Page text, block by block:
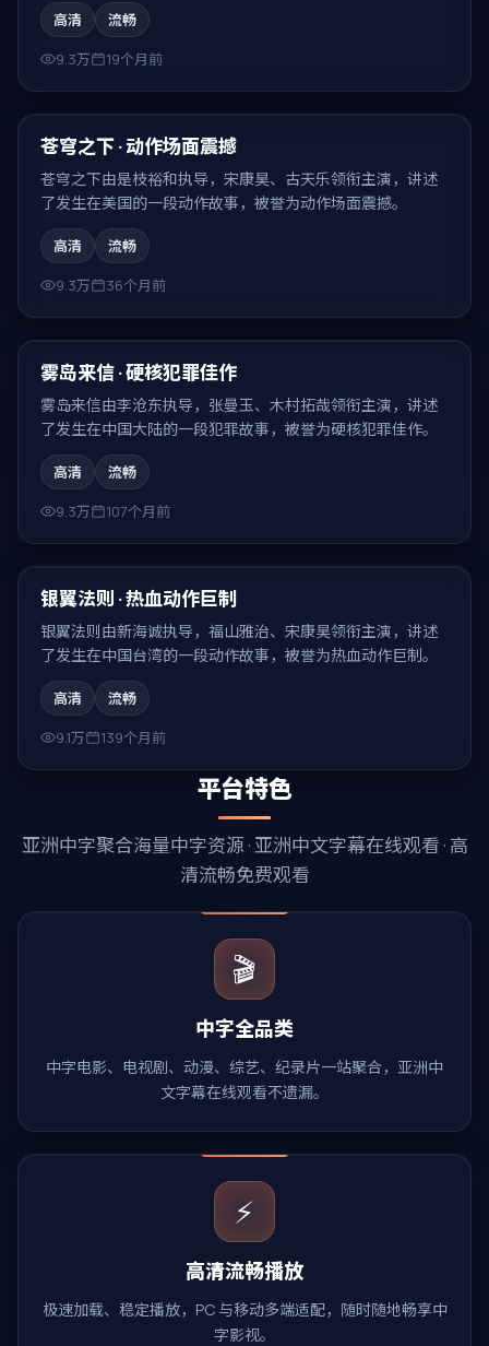
高清
流畅
9.3万
19个月前
热门
苍穹之下 · 动作场面震撼
苍穹之下由是枝裕和执导，宋康昊、古天乐领衔主演，讲述
了发生在美国的一段动作故事，被誉为动作场面震撼。
高清
流畅
9.3万
36个月前
热门
雾岛来信 · 硬核犯罪佳作
雾岛来信由李沧东执导，张曼玉、木村拓哉领衔主演，讲述
了发生在中国大陆的一段犯罪故事，被誉为硬核犯罪佳作。
高清
流畅
9.3万
107个月前
热门
银翼法则 · 热血动作巨制
银翼法则由新海诚执导，福山雅治、宋康昊领衔主演，讲述
了发生在中国台湾的一段动作故事，被誉为热血动作巨制。
高清
流畅
9.1万
139个月前
平台特色
亚洲中字聚合海量中字资源 · 亚洲中文字幕在线观看 · 高
清流畅免费观看
🎬
中字全品类
中字电影、电视剧、动漫、综艺、纪录片一站聚合，亚洲中
文字幕在线观看不遗漏。
⚡
高清流畅播放
极速加载、稳定播放，PC 与移动多端适配，随时随地畅享中
字影视。